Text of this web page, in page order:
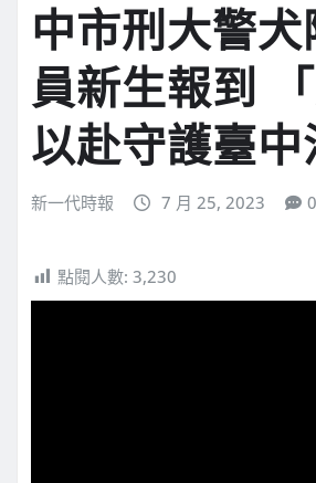
中市刑大警
員新生報到
以赴守護臺中
新一代時報 7 月 25, 2023 0
點閱人數: 3,230